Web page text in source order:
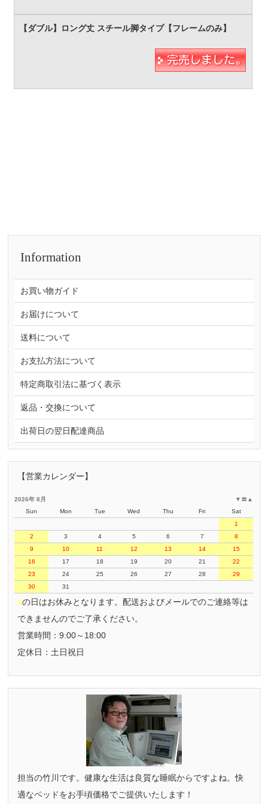
Information
お買い物ガイド
お届けについて
送料について
お支払方法について
特定商取引法に基づく表示
返品・交換について
出荷日の翌日配達商品
【営業カレンダー】
▲
〓
▼
2026年 8月
Sun
Mon Tue Wed Thu Fri
Sat
1
2
3 4 5 6 7
8
9
10 11 12 13 14
15
16
17 18 19 20 21
22
23
24 25 26 27 28
29
30
31
■の日はお休みとなります。配送およびメールでのご連絡等は
できませんのでご了承ください。
営業時間：9:00～18:00
定休日：土日祝日
担当の竹川です。健康な生活は良質な睡眠からですよね。快
適なベッドをお手頃価格でご提供いたします！